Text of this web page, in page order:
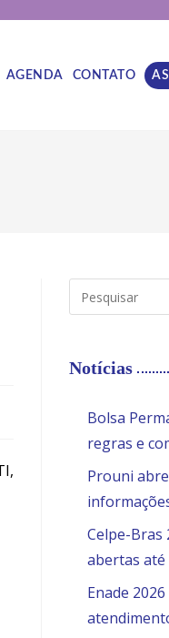
AGENDA CONTATO
Notícias
Bolsa
regras e
Prouni
Celpe-Bras
abertas até
Enade